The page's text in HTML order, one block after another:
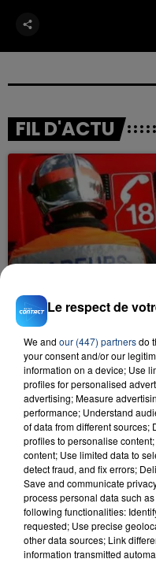
FIL D'ACTU
INCENDIE
SON BÉBÉ ENTRE
Un homme s'est
aspergé sa
d'un liquide
20 juillet 2026
UNE
OPÉRER DE LA
La famille a porté
reconnu sa
Le respect de
We and our (447) partnersdo
your consent and/or our
information on a device; Use
profiles for personalised
advertising; Measure
performance; Understand
of data from different sources;
profiles to personalise
content; Use limited data to
detect fraud, and fix errors;
Save and communicate
process personal data such
following functionalities:
requested; Use precise
other data sources; Link
information transmitted